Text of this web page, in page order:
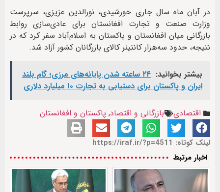
در آبان ماه سال جاری خورشیدی، نورالدین عزیزی، سرپرست
وزارت صنعت و تجارت افغانستان برای عادی‌سازی روابط
بازرگانی میان افغانستان و پاکستان به اسلام‌آباد سفر کرد که در
نتیجه‌، حدود سه‌هزار کانتینر کالای بازرگانان کشور آزاد شد.
بیشتر بخوانید:
۲۴ ساعته شدن پایانه‌های مرزی؛ گام بلند
ایران و پاکستان برای دستیابی به تجارت ۱۰ میلیارد دلاری
اقتصادی بازرگانی و اقتصاد, پاکستان و افغانستان
لینک کوتاه: https://iraf.ir/?p=4511
اخبار مرتبط